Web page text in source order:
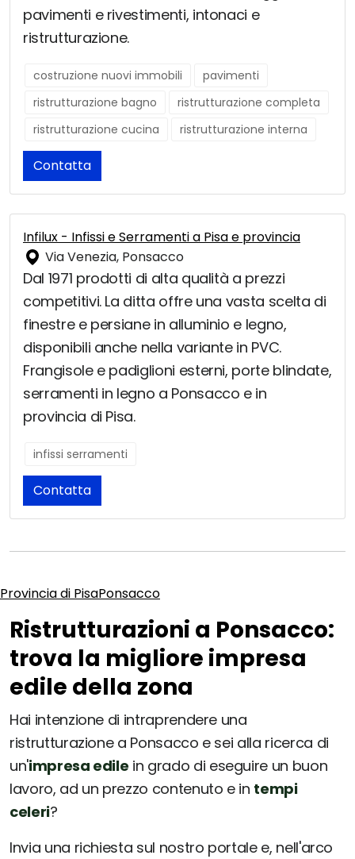
pavimenti e rivestimenti, intonaci e
ristrutturazione.
costruzione nuovi immobili
pavimenti
ristrutturazione bagno
ristrutturazione completa
ristrutturazione cucina
ristrutturazione interna
Contatta
Infilux - Infissi e Serramenti a Pisa e provincia
Via Venezia, Ponsacco
Dal 1971 prodotti di alta qualità a prezzi
competitivi. La ditta offre una vasta scelta di
finestre e persiane in alluminio e legno,
disponibili anche nella variante in PVC.
Frangisole e padiglioni esterni, porte blindate,
serramenti in legno a Ponsacco e in
provincia di Pisa.
infissi serramenti
Contatta
Provincia di PisaPonsacco
Ristrutturazioni a Ponsacco:
trova la migliore impresa
edile della zona
Hai intenzione di intraprendere una
ristrutturazione a Ponsacco e sei alla ricerca di
un'impresa edile in grado di eseguire un buon
lavoro, ad un prezzo contenuto e in tempi
celeri?
Invia una richiesta sul nostro portale e, nell'arco